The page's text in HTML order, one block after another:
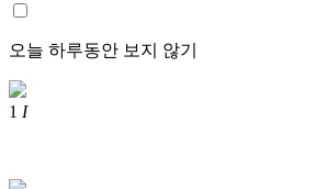
오늘 하루동안 보지 않기
1 I